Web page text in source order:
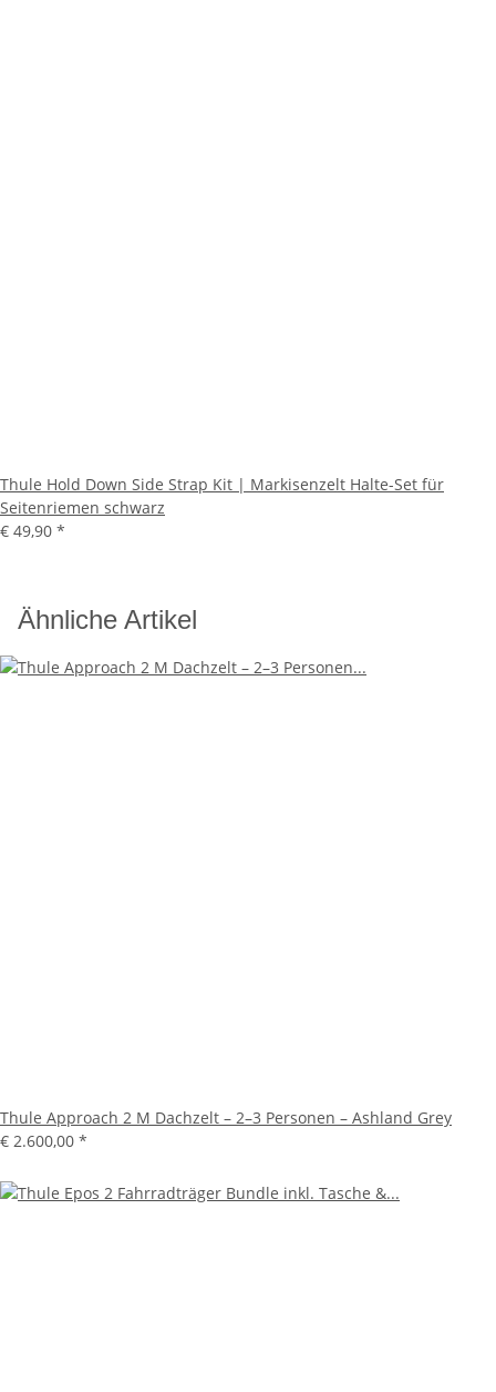
Thule Hold Down Side Strap Kit | Markisenzelt Halte-Set für
Seitenriemen schwarz
€ 49,90 *
Ähnliche Artikel
Thule Approach 2 M Dachzelt – 2–3 Personen – Ashland Grey
€ 2.600,00 *